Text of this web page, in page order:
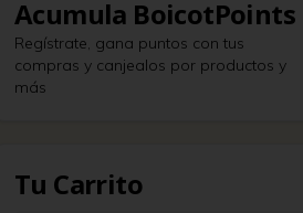
Acumula BoicotPoints
Regístrate, gana puntos con tus
compras y canjealos por productos y
más
Tu Carrito